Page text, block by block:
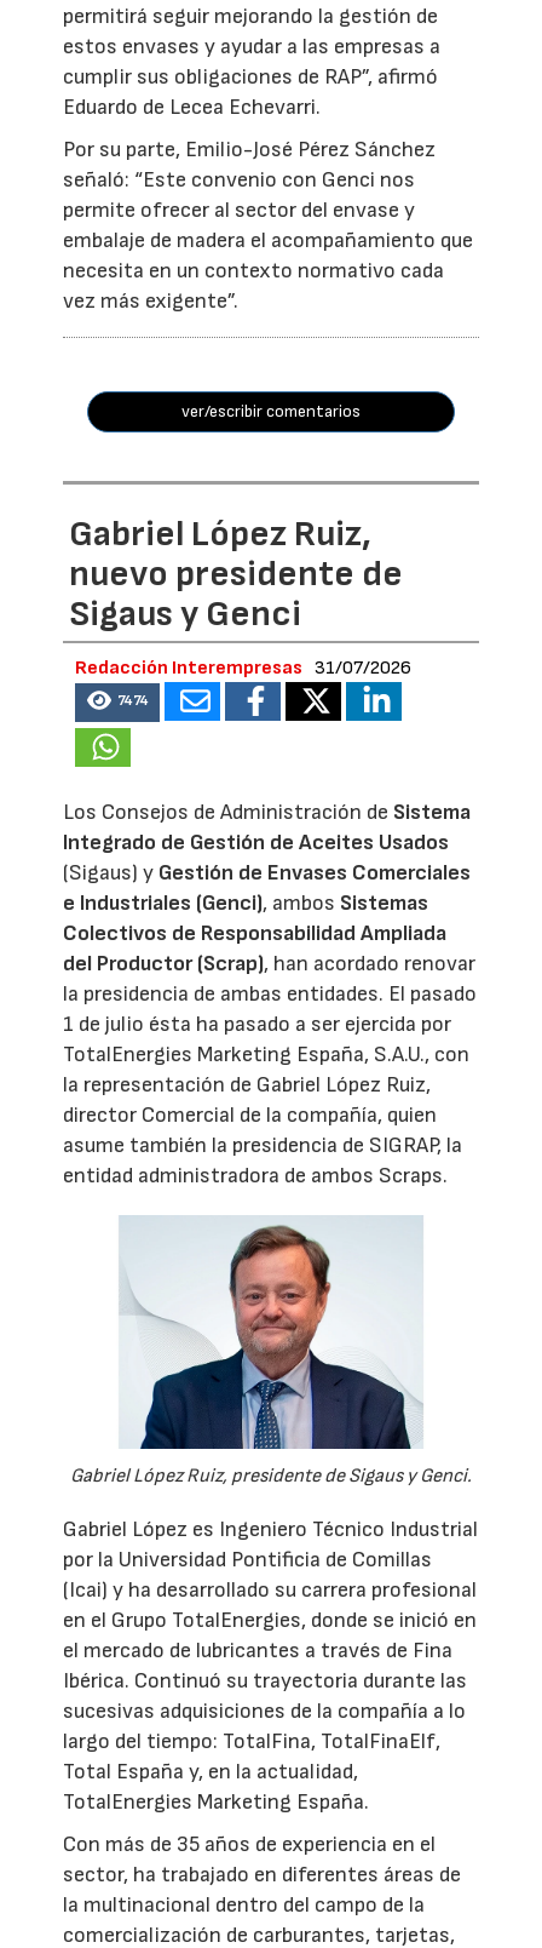
permitirá seguir mejorando la gestión de
estos envases y ayudar a las empresas a
cumplir sus obligaciones de RAP”, afirmó
Eduardo de Lecea Echevarri.
Por su parte, Emilio-José Pérez Sánchez
señaló: “Este convenio con Genci nos
permite ofrecer al sector del envase y
embalaje de madera el acompañamiento que
necesita en un contexto normativo cada
vez más exigente”.
ver/escribir comentarios
Gabriel López Ruiz,
nuevo presidente de
Sigaus y Genci
Redacción Interempresas 31/07/2026
7474
Los Consejos de Administración de Sistema
Integrado de Gestión de Aceites Usados
(Sigaus) y Gestión de Envases Comerciales
e Industriales (Genci), ambos Sistemas
Colectivos de Responsabilidad Ampliada
del Productor (Scrap), han acordado renovar
la presidencia de ambas entidades. El pasado
1 de julio ésta ha pasado a ser ejercida por
TotalEnergies Marketing España, S.A.U., con
la representación de Gabriel López Ruiz,
director Comercial de la compañía, quien
asume también la presidencia de SIGRAP, la
entidad administradora de ambos Scraps.
Gabriel López Ruiz, presidente de Sigaus y Genci.
Gabriel López es Ingeniero Técnico Industrial
por la Universidad Pontificia de Comillas
(Icai) y ha desarrollado su carrera profesional
en el Grupo TotalEnergies, donde se inició en
el mercado de lubricantes a través de Fina
Ibérica. Continuó su trayectoria durante las
sucesivas adquisiciones de la compañía a lo
largo del tiempo: TotalFina, TotalFinaElf,
Total España y, en la actualidad,
TotalEnergies Marketing España.
Con más de 35 años de experiencia en el
sector, ha trabajado en diferentes áreas de
la multinacional dentro del campo de la
comercialización de carburantes, tarjetas,